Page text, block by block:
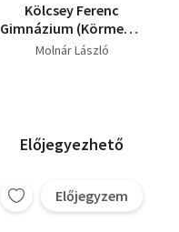
Kölcsey Ferenc
Gimnázium (Körmend)
- Tablók könyve -
Molnár László
Előjegyezhető
Előjegyzem